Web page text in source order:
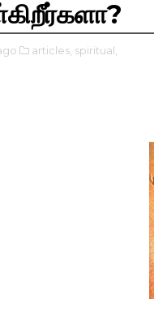
articles, spiritual,